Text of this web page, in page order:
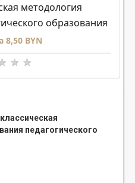
методология
образования
8,50 BYN
педагогического